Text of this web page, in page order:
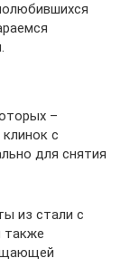
–
с
для снятия
из стали с
также